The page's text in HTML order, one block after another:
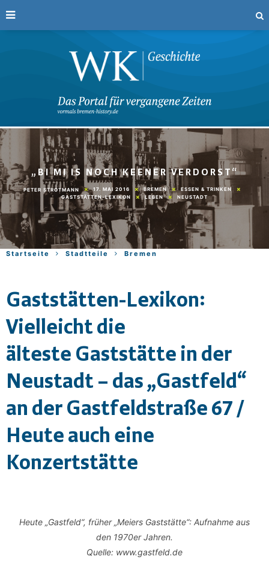
„BI MI IS NOCH KEENER VERDORST“
PETER STROTMANN 17. MAI 2016 BREMEN
ESSEN & TRINKEN
GASTSTÄTTEN-LEXIKON
LEBEN NEUSTADT
Startseite Stadtteile Bremen
Gaststätten-Lexikon:
Vielleicht die
älteste Gaststätte in der
Neustadt – das „Gastfeld“
an der Gastfeldstraße 67 /
Heute auch eine
Konzertstätte
Heute „Gastfeld“, früher „Meiers Gaststätte“: Aufnahme aus
den 1970er Jahren.
Quelle: www.gastfeld.de